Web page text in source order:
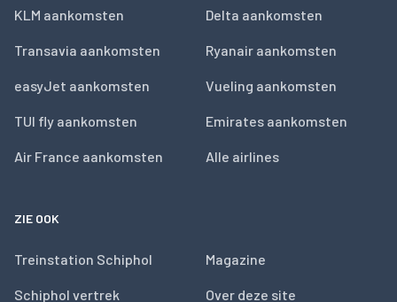
KLM aankomsten
Transavia aankomsten
easyJet aankomsten
TUI fly aankomsten
Air France aankomsten
Delta aankomsten
Ryanair aankomsten
Vueling aankomsten
Emirates aankomsten
Alle airlines
ZIE OOK
Treinstation Schiphol
Schiphol vertrek
Magazine
Over deze site